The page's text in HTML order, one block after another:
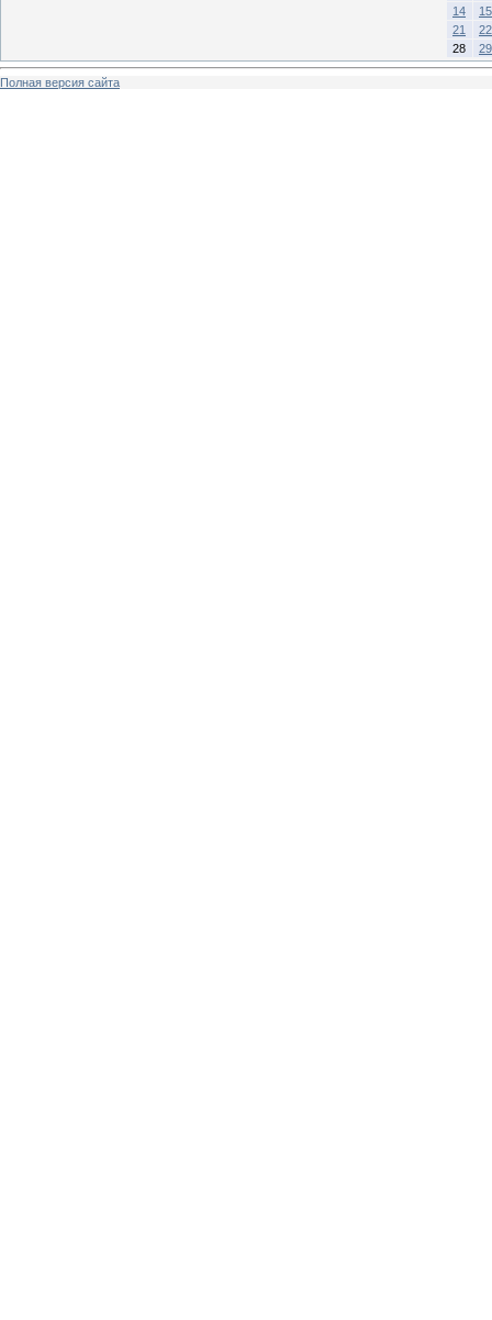
14
15
21
22
28
29
Полная версия сайта